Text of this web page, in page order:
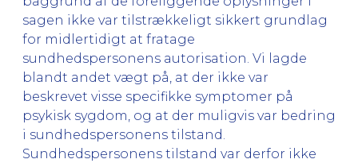
sagen ikke var tilstrækkeligt sikkert grundlag
for midlertidigt at fratage
sundhedspersonens autorisation. Vi lagde
blandt andet vægt på, at der ikke var
beskrevet visse specifikke symptomer på
psykisk sygdom, og at der muligvis var bedring
i sundhedspersonens tilstand.
Sundhedspersonens tilstand var derfor ikke